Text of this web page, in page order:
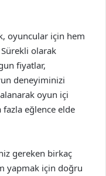
oyuncular için hem
olarak
fiyatlar,
deneyiminizi
oyun içi
fazla eğlence elde
gereken birkaç
yapmak için doğru